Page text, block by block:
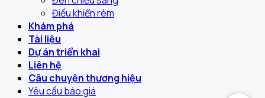
Điều khiển rèm
Khám phá
Tài liệu
Dự án triển khai
Liên hệ
Câu chuyện thương hiệu
Yêu cầu báo giá